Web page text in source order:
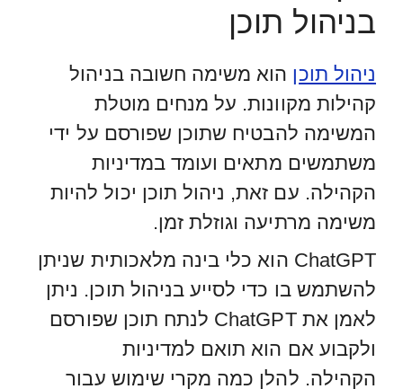
בניהול תוכן
ניהול תוכן הוא משימה חשובה בניהול
קהילות מקוונות. על מנחים מוטלת
המשימה להבטיח שתוכן שפורסם על ידי
משתמשים מתאים ועומד במדיניות
הקהילה. עם זאת, ניהול תוכן יכול להיות
משימה מרתיעה וגוזלת זמן.
ChatGPT הוא כלי בינה מלאכותית שניתן
להשתמש בו כדי לסייע בניהול תוכן. ניתן
לאמן את ChatGPT לנתח תוכן שפורסם
ולקבוע אם הוא תואם למדיניות
הקהילה. להלן כמה מקרי שימוש עבור